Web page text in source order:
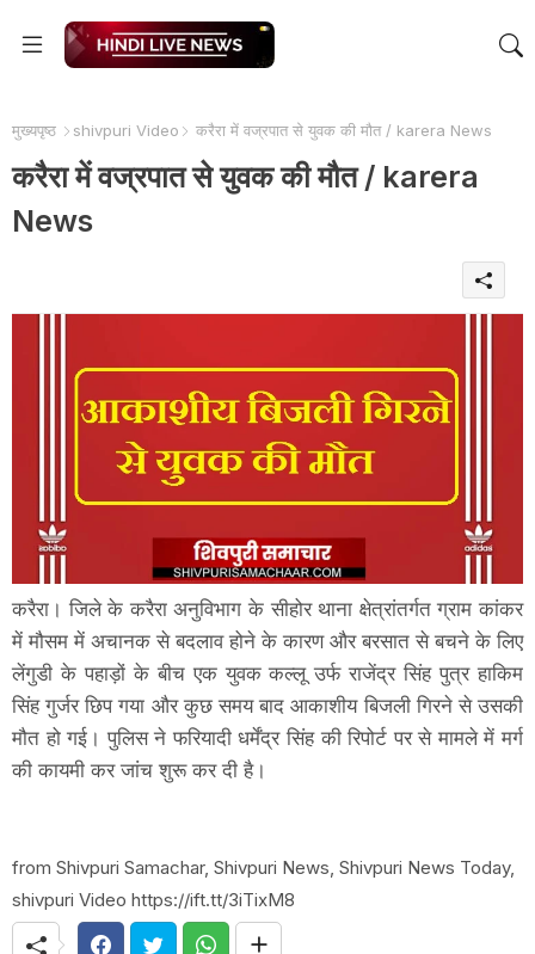
मुख्यपृष्ठ shivpuri Video करैरा में वज्रपात से युवक की मौत / karera News
करैरा में वज्रपात से युवक की मौत / karera
News
करैरा। जिले के करैरा अनुविभाग के सीहोर थाना क्षेत्रांतर्गत ग्राम कांकर
में मौसम में अचानक से बदलाव होने के कारण और बरसात से बचने के लिए
लेंगुडी के पहाड़ों के बीच एक युवक कल्लू उर्फ राजेंद्र सिंह पुत्र हाकिम
सिंह गुर्जर छिप गया और कुछ समय बाद आकाशीय बिजली गिरने से उसकी
मौत हो गई। पुलिस ने फरियादी धर्मेंद्र सिंह की रिपोर्ट पर से मामले में मर्ग
की कायमी कर जांच शुरू कर दी है।
from Shivpuri Samachar, Shivpuri News, Shivpuri News Today,
shivpuri Video https://ift.tt/3iTixM8